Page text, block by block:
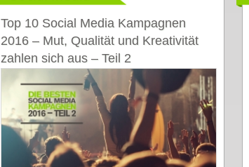
Top 10 Social Media Kampagnen
2016 – Mut, Qualität und Kreativität
zahlen sich aus – Teil 2